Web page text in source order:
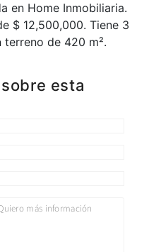
en Home Inmobiliaria.
$ 12,500,000. Tiene 3
de 420 m².
esta